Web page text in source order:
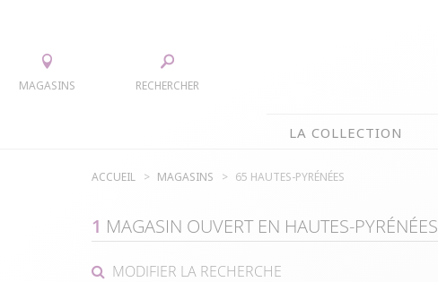
MAGASINS RECHERCHER
LA COLLECTION
LA COLLECTION
CHEMISIERS & TUNIQUES
PULLS & CARDIGANS
ACCESSOIRES
ACCUEIL MAGASINS 65 HAUTES-PYRÉNÉES
1 MAGASIN OUVERT EN HAUTES-PYRÉNÉES
MODIFIER LA RECHERCHE